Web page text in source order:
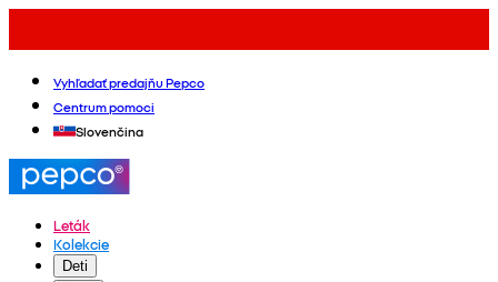
Vyhľadať predajňu Pepco
Centrum pomoci
Slovenčina
Leták
Kolekcie
Deti